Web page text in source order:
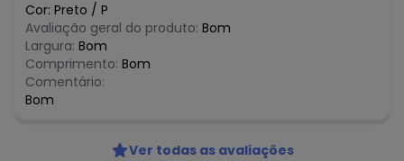
Cor: Preto / P
Avaliação geral do produto: Bom
Largura: Bom
Comprimento: Bom
Comentário:
Bom
Ver todas as avaliações